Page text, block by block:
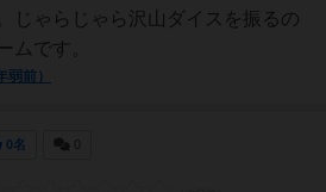
じゃらじゃら沢山ダイスを振るの
ムです。
前）
0名